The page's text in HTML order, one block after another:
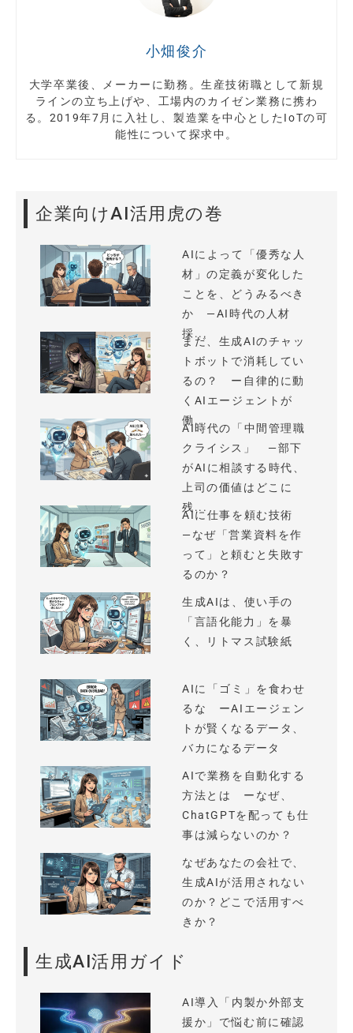
小畑俊介
大学卒業後、メーカーに勤務。生産技術職として新規
ラインの立ち上げや、工場内のカイゼン業務に携わ
る。2019年7月に入社し、製造業を中心としたIoTの可
能性について探求中。
企業向けAI活用虎の巻
AIによって「優秀な人
材」の定義が変化した
ことを、どうみるべき
か —AI時代の人材
採...
まだ、生成AIのチャッ
トボットで消耗してい
るの？ ー自律的に動
くAIエージェントが
働...
AI時代の「中間管理職
クライシス」 —部下
がAIに相談する時代、
上司の価値はどこに
残...
AIに仕事を頼む技術
—なぜ「営業資料を作
って」と頼むと失敗す
るのか？
生成AIは、使い手の
「言語化能力」を暴
く、リトマス試験紙
AIに「ゴミ」を食わせ
るな ーAIエージェン
トが賢くなるデータ、
バカになるデータ
AIで業務を自動化する
方法とは ーなぜ、
ChatGPTを配っても仕
事は減らないのか？
なぜあなたの会社で、
生成AIが活用されない
のか？どこで活用すべ
きか？
生成AI活用ガイド
AI導入「内製か外部支
援か」で悩む前に確認